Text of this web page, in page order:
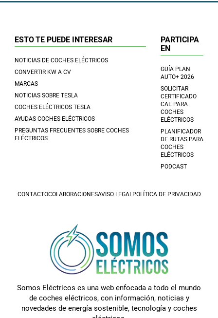
ESTO TE PUEDE INTERESAR
NOTICIAS DE COCHES ELÉCTRICOS
CONVERTIR KW A CV
MARCAS
NOTICIAS SOBRE TESLA
COCHES ELÉCTRICOS TESLA
AYUDAS COCHES ELÉCTRICOS
PREGUNTAS FRECUENTES SOBRE COCHES
ELÉCTRICOS
PARTICIPA
EN
GUÍA PLAN
AUTO+ 2026
SOLICITAR
CERTIFICADO
CAE PARA
COCHES
ELÉCTRICOS
PLANIFICADOR
DE RUTAS PARA
COCHES
ELÉCTRICOS
PODCAST
CONTACTOCOLABORACIONESAVISO LEGALPOLÍTICA DE PRIVACIDAD
Somos Eléctricos es una web enfocada a todo el mundo
de coches eléctricos, con información, noticias y
novedades de energía sostenible, tecnología y coches